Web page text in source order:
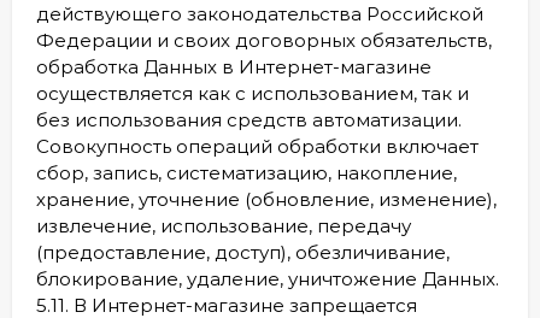
действующего законодательства Российской
Федерации и своих договорных обязательств,
обработка Данных в Интернет-магазине
осуществляется как с использованием, так и
без использования средств автоматизации.
Совокупность операций обработки включает
сбор, запись, систематизацию, накопление,
хранение, уточнение (обновление, изменение),
извлечение, использование, передачу
(предоставление, доступ), обезличивание,
блокирование, удаление, уничтожение Данных.
5.11. В Интернет-магазине запрещается